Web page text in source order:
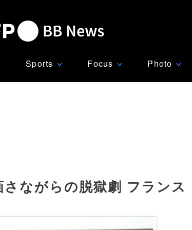
Sports ∨ Focus ∨ Photo ∨
ながらの脱獄劇 フランス